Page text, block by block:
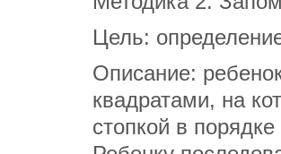
Цель:
Описание:
квадратами, на
стопкой в